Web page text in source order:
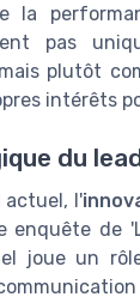
la
pas
plutôt
intérêts
du
actuel, l'
enquête de
joue un